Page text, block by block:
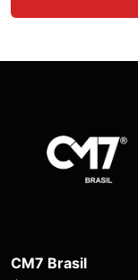
CM7 Brasil